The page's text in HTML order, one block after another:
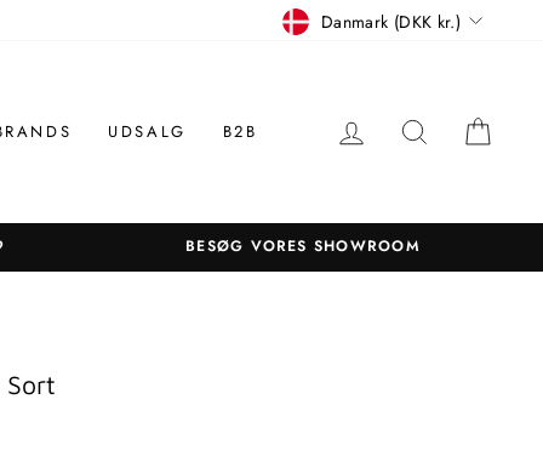
Betalingsmiddel
Danmark (DKK kr.)
UDSALG B2B LOG IN SØGNING
BESØG VORES SHOWROOM